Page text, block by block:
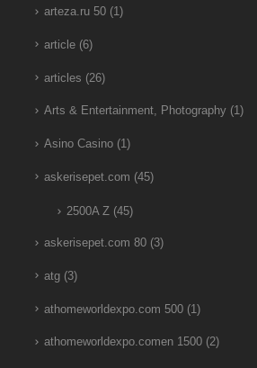
arteza.ru 50(1)
article(6)
articles (26)
Arts & Entertainment, Photography(1)
Asino Casino(1)
askerisepet.com (45)
2500A Z(45)
askerisepet.com 80(3)
atg(3)
athomeworldexpo.com 500(1)
athomeworldexpo.comen 1500(2)